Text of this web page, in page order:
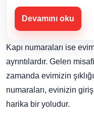
Devamını oku
Kapı numaraları ise
ayrıntılardır. Gelen
zamanda evimizin
numaraları, evinizin
harika bir yoludur.